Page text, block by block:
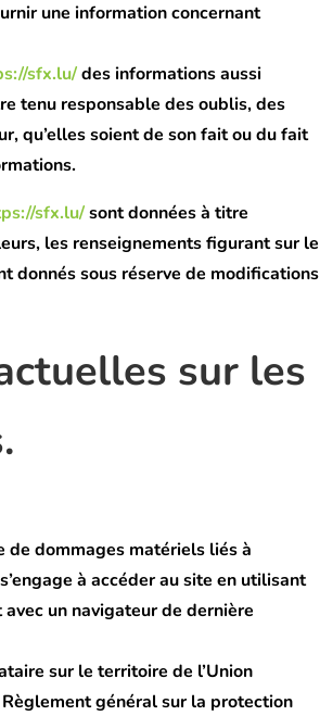
une information concernant
sfx.lu/des informations aussi
tenu responsable des oublis, des
qu’elles soient de son fait ou du fait
sfx.lu/sont données à titre
les renseignements figurant sur le
donnés sous réserve de modifications
sur les
de dommages matériels liés à
à accéder au site en utilisant
un navigateur de dernière
sur le territoire de l’Union
général sur la protection